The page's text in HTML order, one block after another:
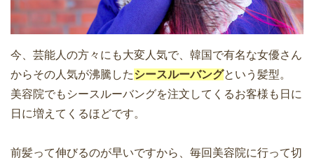
今、芸能人の方々にも大変人気で、韓国で有名な女優さん
からその人気が沸騰したシースルーバングという髪型。
美容院でもシースルーバングを注文してくるお客様も日に
日に増えてくるほどです。
前髪って伸びるのが早いですから、毎回美容院に行って切